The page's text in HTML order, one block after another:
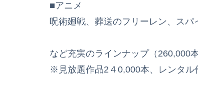
■アニメ
呪術廻戦、葬送のフリーレン、ス
など充実のラインナップ（260,000
※見放題作品2４0,000本、レンタル